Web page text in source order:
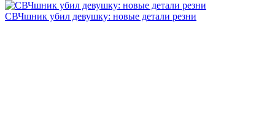
СВЧшник убил девушку: новые детали резни